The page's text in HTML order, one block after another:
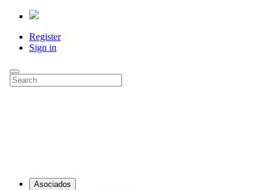
Register
Sign in
Asociados